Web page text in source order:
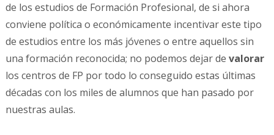
de los estudios de Formación Profesional, de si ahora
conviene política o económicamente incentivar este tipo
de estudios entre los más jóvenes o entre aquellos sin
una formación reconocida; no podemos dejar de valorar
los centros de FP por todo lo conseguido estas últimas
décadas con los miles de alumnos que han pasado por
nuestras aulas.